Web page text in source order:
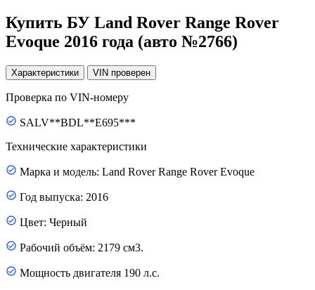
Купить БУ Land Rover Range Rover
Evoque 2016 года (авто №2766)
Характеристики VIN проверен
Проверка по VIN-номеру
SALV**BDL**E695***
Технические характеристики
Марка и модель: Land Rover Range Rover Evoque
Год выпуска: 2016
Цвет: Черный
Рабочий объём: 2179 см3.
Мощность двигателя 190 л.с.